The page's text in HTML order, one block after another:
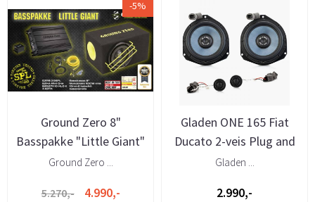
-5%
Ground Zero 8"
Basspakke "Little Giant"
Ground Zero ...
5.270,- 4.990,-
Gladen ONE 165 Fiat
Ducato 2-veis Plug and
Play
Gladen ...
2.990,-